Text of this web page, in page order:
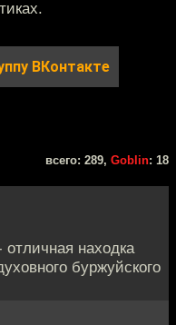
ВКонтакте
всего: 289, Goblin: 18
находка
буржуйского